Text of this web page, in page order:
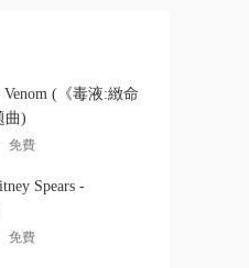
Venom (《毒液:緻命
曲)
免費
Spears -
免費